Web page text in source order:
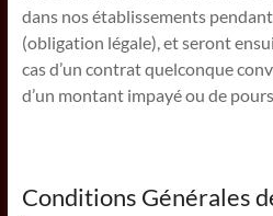
dans nos établissements
(obligation légale), et seront
cas d’un contrat quelconque
d’un montant impayé ou de
Conditions Générales